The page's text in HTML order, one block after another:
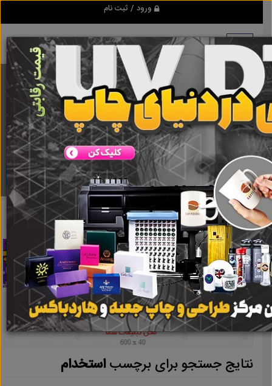
ورود / ثبت نام
برنامه اندروید ابزاریراق
مرجع نیازمندیهای ابزار و یراق آلات عمومی و صنعتی
دانلود
ابزاریراق استخدام نتایج جستجو برای برچسب استخدام
نتایج جستجو برای برچسباستخدام